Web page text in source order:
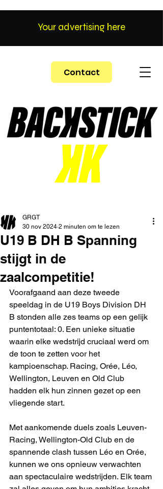
Contact
Your advertising here
U19 B DH B Spanning
stijgt in de
zaalcompetitie!
GRGT
30 nov 2024 2 minuten om te lezen
Voorafgaand aan deze tweede
speeldag in de U19 Boys Division DH
B stonden alle zes teams op een gelijk
puntentotaal: 0. Een unieke situatie
waarin elke wedstrijd cruciaal werd om
de toon te zetten voor het
kampioenschap. Racing, Orée, Léo,
Wellington, Leuven en Old Club
hadden elk hun zinnen gezet op een
vliegende start.
Met aankomende duels zoals Leuven-
Racing, Wellington-Old Club en de
spannende clash tussen Léo en Orée,
kunnen we ons opnieuw verwachten
aan spectaculaire wedstrijden. Elk team